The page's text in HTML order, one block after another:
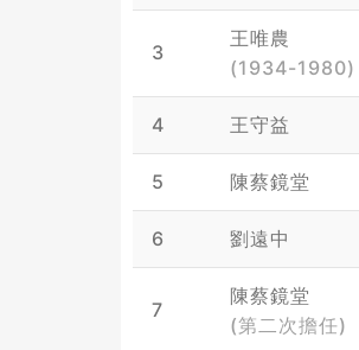
3
王唯農
(1934-1980)
4 王守益
5 陳蔡鏡堂
6 劉遠中
7
陳蔡鏡堂
(第二次擔任)